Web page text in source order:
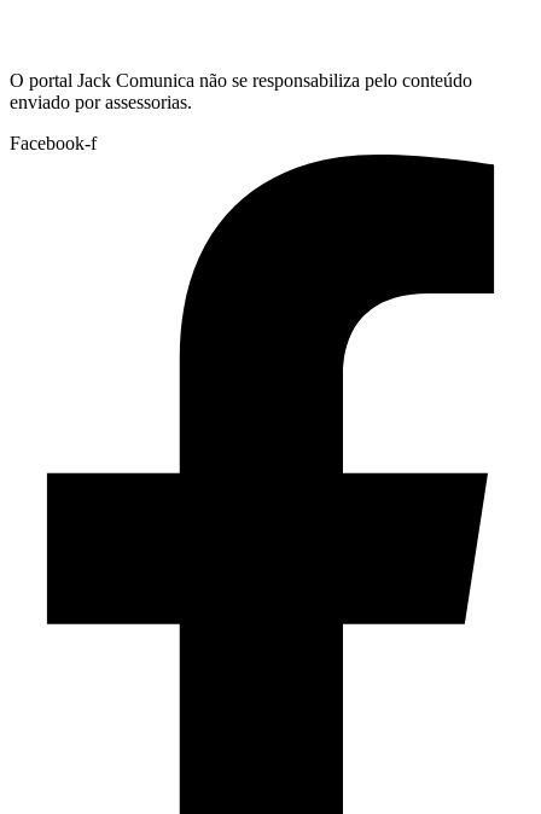
O portal Jack Comunica não se responsabiliza pelo conteúdo
enviado por assessorias.
Facebook-f